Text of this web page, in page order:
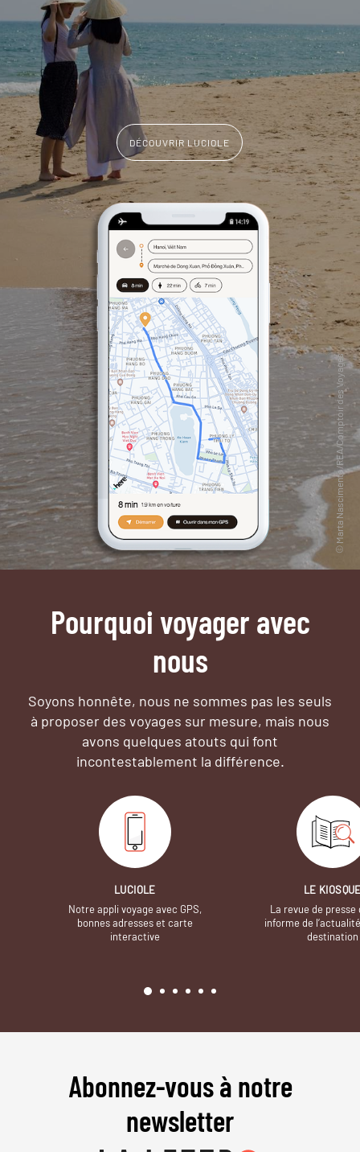
DÉCOUVRIR LUCIOLE
Pourquoi voyager avec
nous
Soyons honnête, nous ne sommes pas les seuls
à proposer des voyages sur mesure, mais nous
avons quelques atouts qui font
incontestablement la différence.
LUCIOLE
Notre appli voyage avec GPS,
bonnes adresses et carte
interactive
LE
La revue de presse
informe de
destination
Abonnez-vous à notre
newsletter